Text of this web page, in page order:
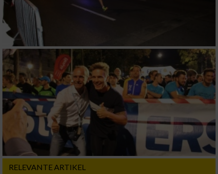
RELEVANTE ARTIKEL
Verwendung reduzierter Daten zur Auswahl
von Inhalten
IAB-Besonderheiten:
Verwendung genauer Standortdaten
Geräte anhand von aktiv angeforderten
Informationen identifizieren
Nicht-IAB-Verarbeitungszwecke:
Notwendig
Performance